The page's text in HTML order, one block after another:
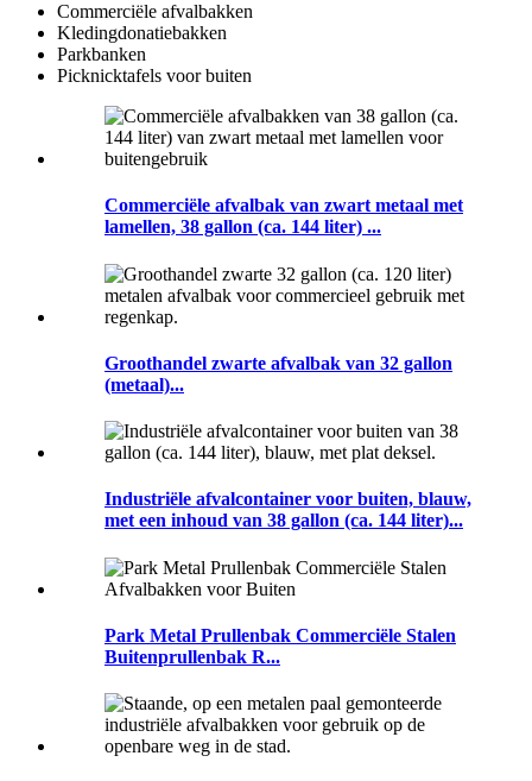
Commerciële afvalbakken
Kledingdonatiebakken
Parkbanken
Picknicktafels voor buiten
Commerciële afvalbak van zwart metaal met
lamellen, 38 gallon (ca. 144 liter) ...
Groothandel zwarte afvalbak van 32 gallon
(metaal)...
Industriële afvalcontainer voor buiten, blauw,
met een inhoud van 38 gallon (ca. 144 liter)...
Park Metal Prullenbak Commerciële Stalen
Buitenprullenbak R...